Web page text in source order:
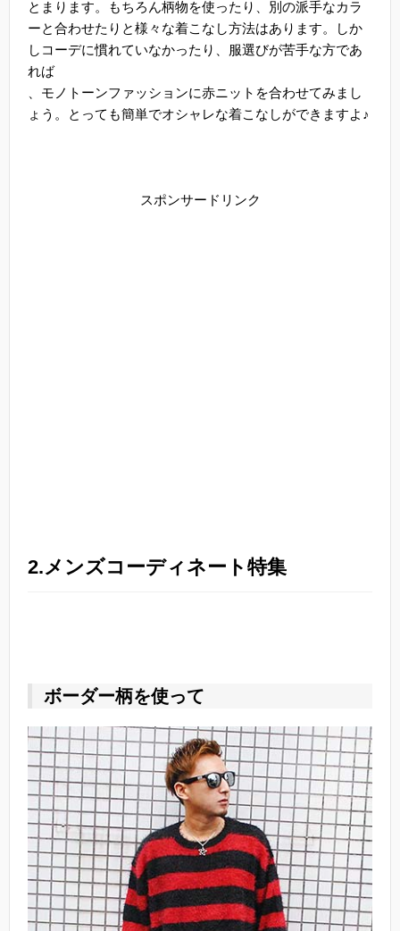
とまります。もちろん柄物を使ったり、別の派手なカラ
ーと合わせたりと様々な着こなし方法はあります。しか
しコーデに慣れていなかったり、服選びが苦手な方であ
れば
、モノトーンファッションに赤ニットを合わせてみまし
ょう。とっても簡単でオシャレな着こなしができますよ♪
スポンサードリンク
2.メンズコーディネート特集
ボーダー柄を使って